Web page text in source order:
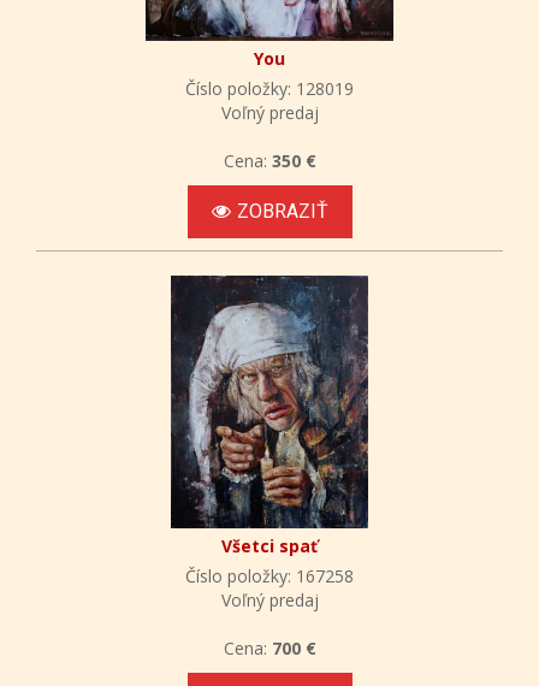
You
Číslo položky: 128019
Voľný predaj
Cena: 350 €
ZOBRAZIŤ
Všetci spať
Číslo položky: 167258
Voľný predaj
Cena: 700 €